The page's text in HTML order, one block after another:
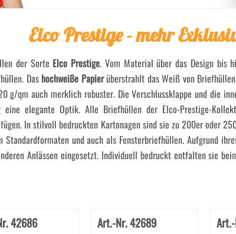
Elco Prestige - mehr
der Sorte Elco Prestige. Vom Material über das Design bis
Das hochweiße Papierüberstrahlt das Weiß von
g/qm auch merklich robuster. Die Verschlussklappe und die
elegante Optik. Alle Briefhüllen der Elco-Prestige-
In stilvoll bedruckten Kartonagen sind sie zu 200er oder
und auch als Fensterbriefhüllen. Aufgrund
Anlässen eingesetzt. Individuell bedruckt entfalten sie
42686 Art.-Nr. 42689